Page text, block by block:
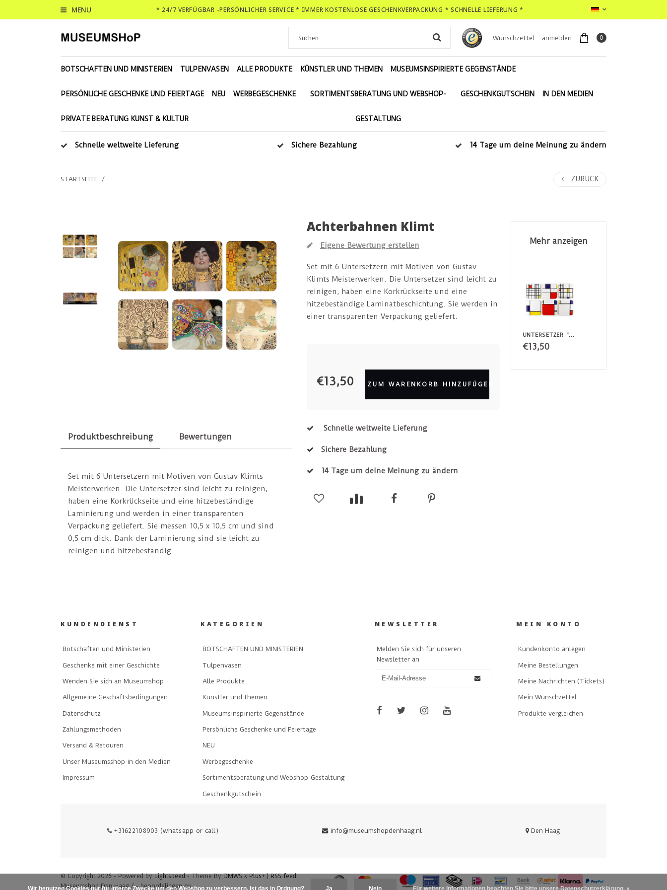
MENU * 24/7 VERFÜGBAR -PERSÖNLICHER SERVICE * IMMER KOSTENLOSE GESCHENKVERPACKUNG * SCHNELLE LIEFERUNG *
Wunschzettel anmelden 0
BOTSCHAFTEN UND MINISTERIEN TULPENVASEN ALLE PRODUKTE KÜNSTLER UND THEMEN MUSEUMSINSPIRIERTE GEGENSTÄNDE
PERSÖNLICHE GESCHENKE UND FEIERTAGE NEU WERBEGESCHENKE SORTIMENTSBERATUNG UND WEBSHOP-
GESTALTUNG
GESCHENKGUTSCHEIN IN DEN MEDIEN
PRIVATE BERATUNG KUNST & KULTUR
Schnelle weltweite Lieferung Sichere Bezahlung 14 Tage um deine Meinung zu ändern
STARTSEITE / ZURÜCK
Produktbeschreibung Bewertungen
Set mit 6 Untersetzern mit Motiven von Gustav Klimts
Meisterwerken. Die Untersetzer sind leicht zu reinigen,
haben eine Korkrückseite und eine hitzebeständige
Laminierung und werden in einer transparenten
Verpackung geliefert. Sie messen 10,5 x 10,5 cm und sind
0,5 cm dick. Dank der Laminierung sind sie leicht zu
reinigen und hitzebeständig.
Achterbahnen Klimt
Eigene Bewertung erstellen
Set mit 6 Untersetzern mit Motiven von Gustav
Klimts Meisterwerken. Die Untersetzer sind leicht zu
reinigen, haben eine Korkrückseite und eine
hitzebeständige Laminatbeschichtung. Sie werden in
einer transparenten Verpackung geliefert.
€13,50 ZUM WARENKORB HINZUFÜGEN
Schnelle weltweite Lieferung
Sichere Bezahlung
14 Tage um deine Meinung zu ändern
Mehr anzeigen
UNTERSETZER "MONDRIAAN"
€13,50
KUNDENDIENST
Botschaften und Ministerien
Geschenke mit einer Geschichte
Wenden Sie sich an Museumshop
Allgemeine Geschäftsbedingungen
Datenschutz
Zahlungsmethoden
Versand & Retouren
Unser Museumsshop in den Medien
Impressum
KATEGORIEN
BOTSCHAFTEN UND MINISTERIEN
Tulpenvasen
Alle Produkte
Künstler und themen
Museumsinspirierte Gegenstände
Persönliche Geschenke und Feiertage
NEU
Werbegeschenke
Sortimentsberatung und Webshop-Gestaltung
Geschenkgutschein
NEWSLETTER
Melden Sie sich für unseren
Newsletter an
MEIN KONTO
Kundenkonto anlegen
Meine Bestellungen
Meine Nachrichten (Tickets)
Mein Wunschzettel
Produkte vergleichen
+31622108903 (whatsapp or call) info@museumshopdenhaag.nl Den Haag
© Copyright 2026 - Powered byLightspeed- Theme ByDMWSxPlus+|RSS feed
Museumshop Den Haag /-beoordelingen op
Wir benutzen Cookies nur für interne Zwecke um den Webshop zu verbessern. Ist das in Ordnung? Ja Nein Für weitere Informationen beachten Sie bitte unsere Datenschutzerklärung. »